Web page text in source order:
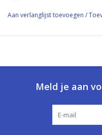
Aan verlanglijst toevoegen /
Meld je aan